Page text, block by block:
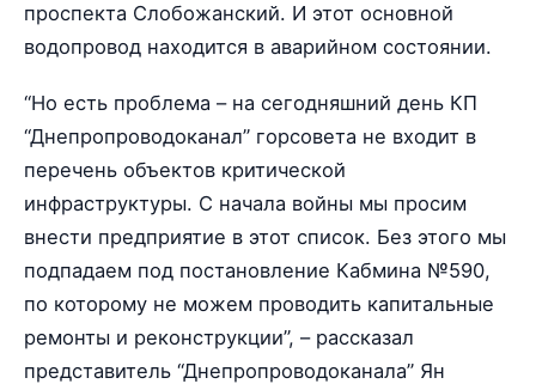
проспекта Слобожанский. И этот основной
водопровод находится в аварийном состоянии.
“Но есть проблема – на сегодняшний день КП
“Днепропроводоканал” горсовета не входит в
перечень объектов критической
инфраструктуры. С начала войны мы просим
внести предприятие в этот список. Без этого мы
подпадаем под постановление Кабмина №590,
по которому не можем проводить капитальные
ремонты и реконструкции”, – рассказал
представитель “Днепропроводоканала” Ян